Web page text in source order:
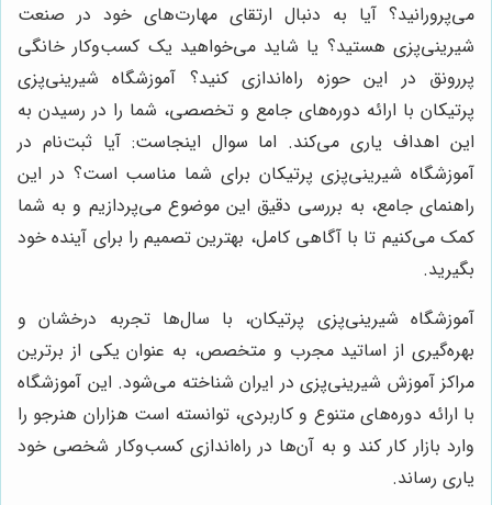
می‌پرورانید؟ آیا به دنبال ارتقای مهارت‌های خود در صنعت
شیرینی‌پزی هستید؟ یا شاید می‌خواهید یک کسب‌وکار خانگی
پررونق در این حوزه راه‌اندازی کنید؟ آموزشگاه شیرینی‌پزی
پرتیکان با ارائه دوره‌های جامع و تخصصی، شما را در رسیدن به
این اهداف یاری می‌کند. اما سوال اینجاست: آیا ثبت‌نام در
آموزشگاه شیرینی‌پزی پرتیکان برای شما مناسب است؟ در این
راهنمای جامع، به بررسی دقیق این موضوع می‌پردازیم و به شما
کمک می‌کنیم تا با آگاهی کامل، بهترین تصمیم را برای آینده خود
بگیرید.
آموزشگاه شیرینی‌پزی پرتیکان، با سال‌ها تجربه درخشان و
بهره‌گیری از اساتید مجرب و متخصص، به عنوان یکی از برترین
مراکز آموزش شیرینی‌پزی در ایران شناخته می‌شود. این آموزشگاه
با ارائه دوره‌های متنوع و کاربردی، توانسته است هزاران هنرجو را
وارد بازار کار کند و به آن‌ها در راه‌اندازی کسب‌وکار شخصی خود
یاری رساند.